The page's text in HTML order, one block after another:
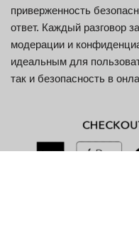
приверженность
ответ. Каждый разговор
модерации и
идеальным для
так и безопасность в